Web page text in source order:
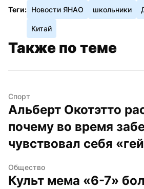
Теги: Новости ЯНАО школьники
Китай
Также по теме
Спорт
Альберт Окотэтто
почему во время
чувствовал себя
Общество
Культ мема «6-7»